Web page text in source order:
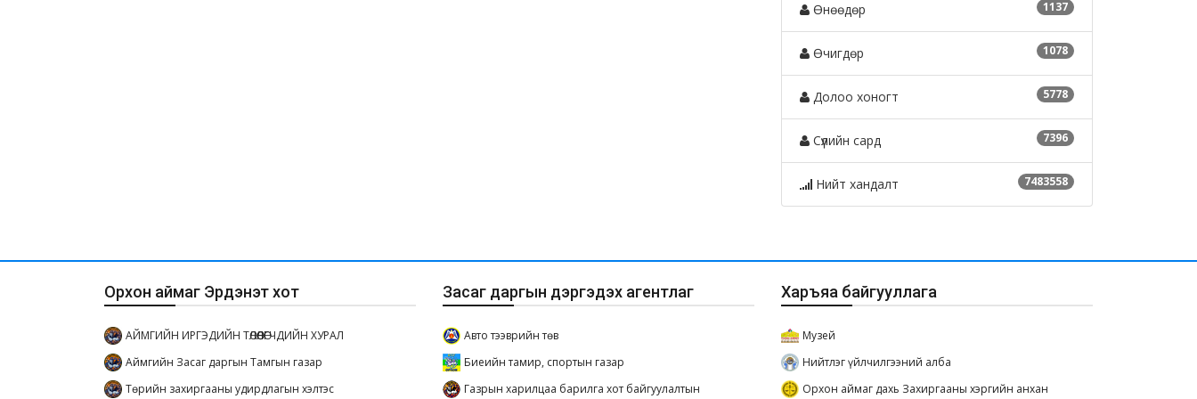
1137
Өнөөдөр
1078
Өчигдөр
5778
Долоо хоногт
7396
Сүүлийн сард
7483558
Нийт хандалт
Орхон аймаг Эрдэнэт хот
АЙМГИЙН ИРГЭДИЙН ТӨЛӨӨЛӨГЧДИЙН ХУРАЛ
Аймгийн Засаг даргын Тамгын газар
Төрийн захиргааны удирдлагын хэлтэс
Засаг даргын дэргэдэх агентлаг
Авто тээврийн төв
Биеийн тамир, спортын газар
Газрын харилцаа барилга хот байгуулалтын
Харъяа байгууллага
Музей
Нийтлэг үйлчилгээний алба
Орхон аймаг дахь Захиргааны хэргийн анхан